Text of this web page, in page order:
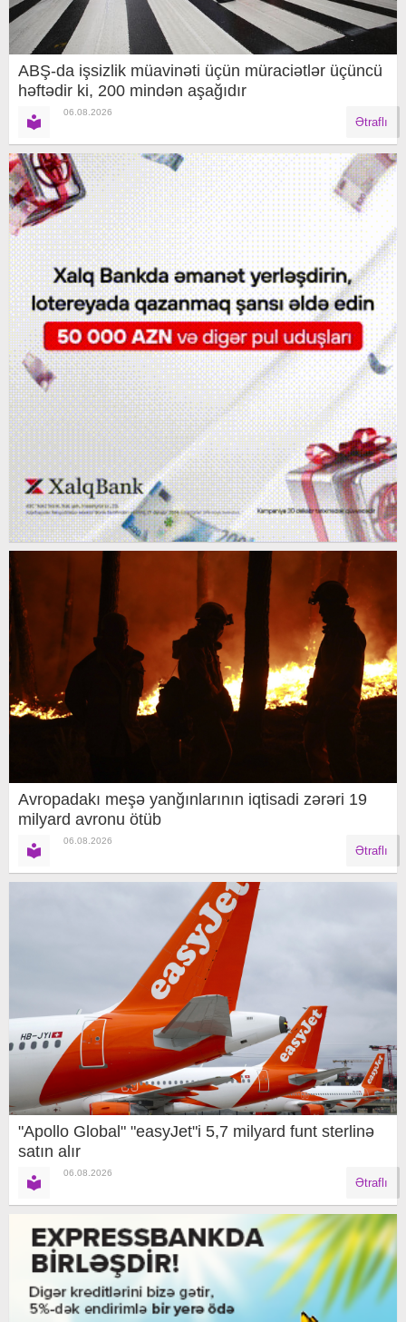
ABŞ-da işsizlik müavinəti üçün müraciətlər üçüncü
həftədir ki, 200 mindən aşağıdır
06.08.2026
Ətraflı
Avropadakı meşə yanğınlarının iqtisadi zərəri 19
milyard avronu ötüb
06.08.2026
Ətraflı
"Apollo Global" "easyJet"i 5,7 milyard funt sterlinə
satın alır
06.08.2026
Ətraflı